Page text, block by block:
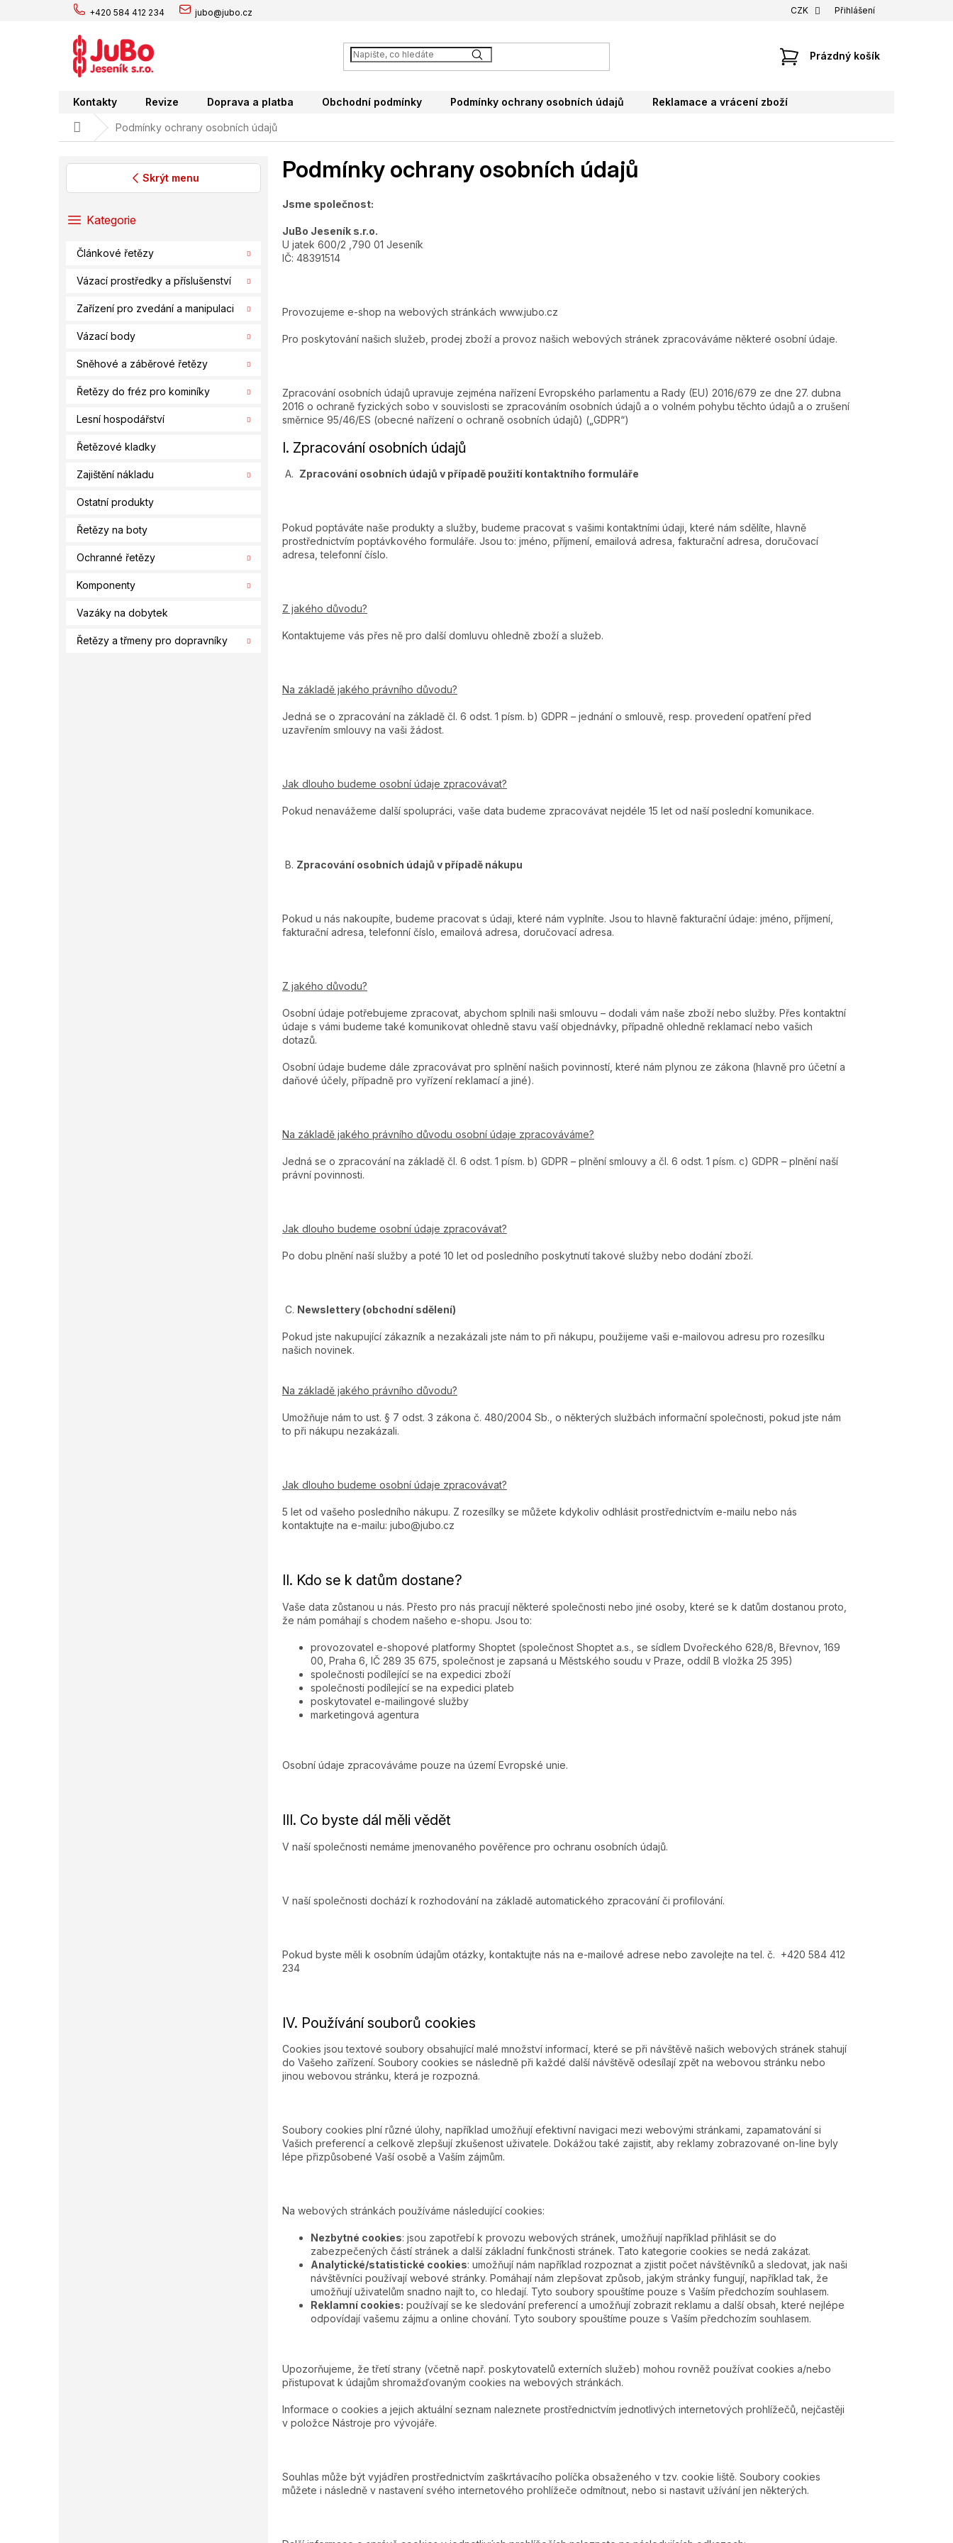
+420 584 412 234 jubo@jubo.cz CZK Přihlášení
NÁKUPNÍ
Prázdný košík
Kontakty Revize Doprava a platba Obchodní podmínky Podmínky ochrany osobních údajů Reklamace a vrácení zboží
Domů Podmínky ochrany osobních údajů
Skrýt menu
PřeskočitKategorie
Článkové řetězy
Vázací prostředky a příslušenství
Zařízení pro zvedání a manipulaci
Vázací body
Sněhové a záběrové řetězy
Řetězy do fréz pro kominíky
Lesní hospodářství
Řetězové kladky
Zajištění nákladu
Ostatní produkty
Řetězy na boty
Ochranné řetězy
Komponenty
Vazáky na dobytek
Řetězy a třmeny pro dopravníky
Podmínky ochrany osobních údajů
Jsme společnost:
JuBo Jeseník s.r.o.
U jatek 600/2 , 790 01 Jeseník
IČ: 48391514
Provozujeme e-shop na webových stránkách www.jubo.cz
Pro poskytování našich služeb, prodej zboží a provoz našich webových stránek zpracováváme některé osobní údaje.
Zpracování osobních údajů upravuje zejména nařízení Evropského parlamentu a Rady (EU) 2016/679 ze dne 27. dubna
2016 o ochraně fyzických sobo v souvislosti se zpracováním osobních údajů a o volném pohybu těchto údajů a o zrušení
směrnice 95/46/ES (obecné nařízení o ochraně osobních údajů) („GDPR“)
I. Zpracování osobních údajů
A. Zpracování osobních údajů v případě použití kontaktního formuláře
Pokud poptáváte naše produkty a služby, budeme pracovat s vašimi kontaktními údaji, které nám sdělíte, hlavně
prostřednictvím poptávkového formuláře. Jsou to: jméno, příjmení, emailová adresa, fakturační adresa, doručovací
adresa, telefonní číslo.
Z jakého důvodu?
Kontaktujeme vás přes ně pro další domluvu ohledně zboží a služeb.
Na základě jakého právního důvodu?
Jedná se o zpracování na základě čl. 6 odst. 1 písm. b) GDPR – jednání o smlouvě, resp. provedení opatření před
uzavřením smlouvy na vaši žádost.
Jak dlouho budeme osobní údaje zpracovávat?
Pokud nenavážeme další spolupráci, vaše data budeme zpracovávat nejdéle 15 let od naší poslední komunikace.
B. Zpracování osobních údajů v případě nákupu
Pokud u nás nakoupíte, budeme pracovat s údaji, které nám vyplníte. Jsou to hlavně fakturační údaje: jméno, příjmení,
fakturační adresa, telefonní číslo, emailová adresa, doručovací adresa.
Z jakého důvodu?
Osobní údaje potřebujeme zpracovat, abychom splnili naši smlouvu – dodali vám naše zboží nebo služby. Přes kontaktní
údaje s vámi budeme také komunikovat ohledně stavu vaší objednávky, případně ohledně reklamací nebo vašich
dotazů.
Osobní údaje budeme dále zpracovávat pro splnění našich povinností, které nám plynou ze zákona (hlavně pro účetní a
daňové účely, případně pro vyřízení reklamací a jiné).
Na základě jakého právního důvodu osobní údaje zpracováváme?
Jedná se o zpracování na základě čl. 6 odst. 1 písm. b) GDPR – plnění smlouvy a čl. 6 odst. 1 písm. c) GDPR – plnění naší
právní povinnosti.
Jak dlouho budeme osobní údaje zpracovávat?
Po dobu plnění naší služby a poté 10 let od posledního poskytnutí takové služby nebo dodání zboží.
C. Newslettery (obchodní sdělení)
Pokud jste nakupující zákazník a nezakázali jste nám to při nákupu, použijeme vaši e-mailovou adresu pro rozesílku
našich novinek.
Na základě jakého právního důvodu?
Umožňuje nám to ust. § 7 odst. 3 zákona č. 480/2004 Sb., o některých službách informační společnosti, pokud jste nám
to při nákupu nezakázali.
Jak dlouho budeme osobní údaje zpracovávat?
5 let od vašeho posledního nákupu. Z rozesílky se můžete kdykoliv odhlásit prostřednictvím e-mailu nebo nás
kontaktujte na e-mailu: jubo@jubo.cz
II. Kdo se k datům dostane?
Vaše data zůstanou u nás. Přesto pro nás pracují některé společnosti nebo jiné osoby, které se k datům dostanou proto,
že nám pomáhají s chodem našeho e-shopu. Jsou to:
provozovatel e-shopové platformy Shoptet (společnost Shoptet a.s., se sídlem Dvořeckého 628/8, Břevnov, 169
00, Praha 6, IČ 289 35 675, společnost je zapsaná u Městského soudu v Praze, oddíl B vložka 25 395)
společnosti podílející se na expedici zboží
společnosti podílející se na expedici plateb
poskytovatel e-mailingové služby
marketingová agentura
Osobní údaje zpracováváme pouze na území Evropské unie.
III. Co byste dál měli vědět
V naší společnosti nemáme jmenovaného pověřence pro ochranu osobních údajů.
V naší společnosti dochází k rozhodování na základě automatického zpracování či profilování.
Pokud byste měli k osobním údajům otázky, kontaktujte nás na e-mailové adrese nebo zavolejte na tel. č. +420 584 412
234
IV. Používání souborů cookies
Cookies jsou textové soubory obsahující malé množství informací, které se při návštěvě našich webových stránek stahují
do Vašeho zařízení. Soubory cookies se následně při každé další návštěvě odesílají zpět na webovou stránku nebo
jinou webovou stránku, která je rozpozná.
Soubory cookies plní různé úlohy, například umožňují efektivní navigaci mezi webovými stránkami, zapamatování si
Vašich preferencí a celkově zlepšují zkušenost uživatele. Dokážou také zajistit, aby reklamy zobrazované on-line byly
lépe přizpůsobené Vaší osobě a Vaším zájmům.
Na webových stránkách používáme následující cookies:
Nezbytné cookies: jsou zapotřebí k provozu webových stránek, umožňují například přihlásit se do
zabezpečených částí stránek a další základní funkčnosti stránek. Tato kategorie cookies se nedá zakázat.
Analytické/statistické cookies: umožňují nám například rozpoznat a zjistit počet návštěvníků a sledovat, jak naši
návštěvníci používají webové stránky. Pomáhají nám zlepšovat způsob, jakým stránky fungují, například tak, že
umožňují uživatelům snadno najít to, co hledají. Tyto soubory spouštíme pouze s Vaším předchozím souhlasem.
Reklamní cookies: používají se ke sledování preferencí a umožňují zobrazit reklamu a další obsah, které nejlépe
odpovídají vašemu zájmu a online chování. Tyto soubory spouštíme pouze s Vaším předchozím souhlasem.
Upozorňujeme, že třetí strany (včetně např. poskytovatelů externích služeb) mohou rovněž používat cookies a/nebo
přistupovat k údajům shromažďovaným cookies na webových stránkách.
Informace o cookies a jejich aktuální seznam naleznete prostřednictvím jednotlivých internetových prohlížečů, nejčastěji
v položce Nástroje pro vývojáře.
Souhlas může být vyjádřen prostřednictvím zaškrtávacího políčka obsaženého v tzv. cookie liště. Soubory cookies
můžete i následně v nastavení svého internetového prohlížeče odmítnout, nebo si nastavit užívání jen některých.